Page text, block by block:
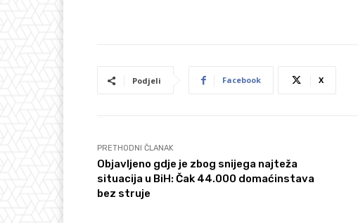
Podjeli Facebook X
PRETHODNI ČLANAK
Objavljeno gdje je zbog snijega najteža
situacija u BiH: Čak 44.000 domaćinstava
bez struje